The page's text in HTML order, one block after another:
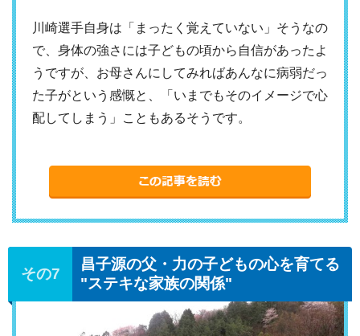
川崎選手自身は「まったく覚えていない」そうなの
で、身体の強さには子どもの頃から自信があったよ
うですが、お母さんにしてみればあんなに病弱だっ
た子がという感慨と、「いまでもそのイメージで心
配してしまう」こともあるそうです。
昌子源の父・力の子どもの心を育てる
"ステキな家族の関係"